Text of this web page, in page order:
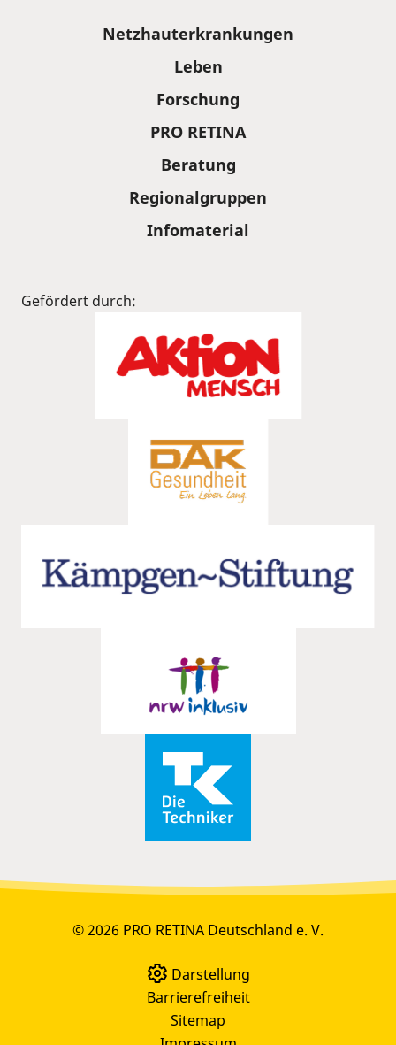
Netzhauterkrankungen
Leben
Forschung
PRO RETINA
Beratung
Regionalgruppen
Infomaterial
Gefördert durch:
© 2026 PRO RETINA Deutschland e. V.
Darstellung
Barrierefreiheit
Sitemap